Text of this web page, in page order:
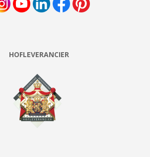
HOFLEVERANCIER